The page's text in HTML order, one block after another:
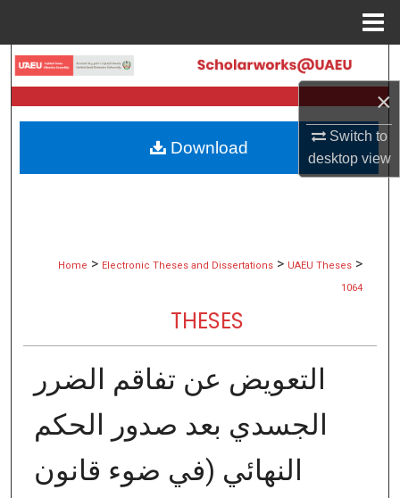
×
Switch to
desktopview
Search
Browse Collections
My Account
Home > Electronic Theses and Dissertations > UAEU Theses >
1064
THESES
اﻟﺘﻌﻮﯾﺾ ﻋﻦ ﺗﻔﺎﻗﻢ اﻟﻀﺮر
اﻟﺠﺴﺪي ﺑﻌﺪ ﺻﺪور اﻟﺤﻜﻢ
اﻟﻨﮭﺎﺋﻲ (ﻓﻲ ﺿﻮء ﻗﺎﻧﻮن
Download